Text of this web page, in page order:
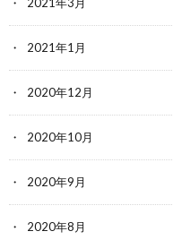
2021年1月
2020年12月
2020年10月
2020年9月
2020年8月